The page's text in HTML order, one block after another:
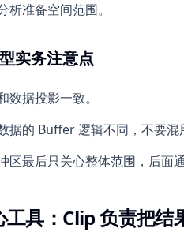
析准备空间范围。
实务注意点
数据投影一致。
据的 Buffer 逻辑不同，不要混
区最后只关心整体范围，后面
工具：Clip 负责把结